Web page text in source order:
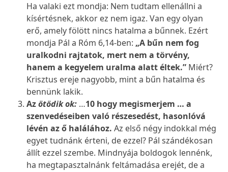
Ha valaki ezt mondja: Nem tudtam ellenállni a
kísértésnek, akkor ez nem igaz. Van egy olyan
erő, amely fölött nincs hatalma a bűnnek. Ezért
mondja Pál a Róm 6,14-ben: „A bűn nem fog
uralkodni rajtatok, mert nem a törvény,
hanem a kegyelem uralma alatt éltek.” Miért?
Krisztus ereje nagyobb, mint a bűn hatalma és
bennünk lakik.
Azötödik ok: …10 hogy megismerjem … a
szenvedéseiben való részesedést, hasonlóvá
lévén az ő halálához.Az első négy indokkal még
egyet tudnánk érteni, de ezzel? Pál szándékosan
állít ezzel szembe. Mindnyája boldogok lennénk,
ha megtapasztalnánk feltámadása erejét, de a